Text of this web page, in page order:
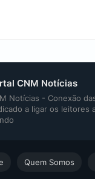
CNM Notícias
Notícias - Conexão
a ligar os leitores
Quem Somos